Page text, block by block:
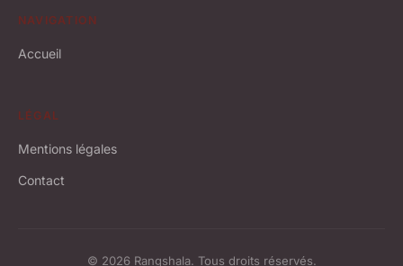
NAVIGATION
Accueil
LÉGAL
Mentions légales
Contact
© 2026 Rangshala. Tous droits réservés.